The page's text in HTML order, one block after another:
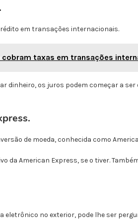
em transações internacionais.
taxas em transações
dinheiro, os juros podem começar a
de moeda, conhecida como
da American Express, se o tiver.
eletrônico no exterior, pode lhe ser